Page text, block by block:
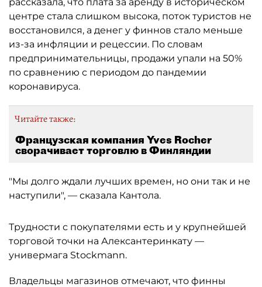
центре стала слишком высока, поток туристов не
восстановился, а денег у финнов стало меньше
из-за инфляции и рецессии. По словам
предпринимательницы, продажи упали на 50%
по сравнению с периодом до пандемии
коронавируса.
Читайте также:
Французская компания Yves Rocher
сворачивает торговлю в Финляндии
"Мы долго ждали лучших времен, но они так и не
наступили", — сказала Кантола.
Трудности с покупателями есть и у крупнейшей
торговой точки на Алексантеринкату —
универмага Stockmann.
Владельцы магазинов отмечают, что финны